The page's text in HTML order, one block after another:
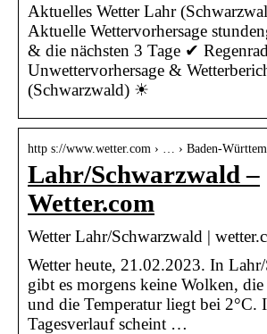
Aktuelles Wetter Lahr
Aktuelle Wettervorhersage
& die nächsten 3 Tage ✔
Unwettervorhersage &
(Schwarzwald) ☀
http s://www.wetter.com › … › Baden-
Lahr/Schwarzwald –
Wetter.com
Wetter Lahr/Schwarzwald |
Wetter heute, 21.02.2023. In
gibt es morgens keine Wolken,
und die Temperatur liegt bei 2°C.
Tagesverlauf scheint …